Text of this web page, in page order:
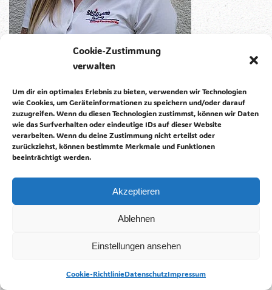
Cookie-Zustimmung
verwalten
Um dir ein optimales Erlebnis zu bieten, verwenden wir Technologien
wie Cookies, um Geräteinformationen zu speichern und/oder darauf
zuzugreifen. Wenn du diesen Technologien zustimmst, können wir Daten
wie das Surfverhalten oder eindeutige IDs auf dieser Website
verarbeiten. Wenn du deine Zustimmung nicht erteilst oder
zurückziehst, können bestimmte Merkmale und Funktionen
beeinträchtigt werden.
Akzeptieren
Ablehnen
Einstellungen ansehen
Cookie-RichtlinieDatenschutzImpressum
LEHRLINGSEXPERTEN – PERSÖNLICH FÜR DICH
Du hast Fragen zur Lehre im Bauwesen? Unsere Lehrlingsexperten
stehen dir mit Erfahrung, Know-how und persönlicher Beratung
zur Seite. Sie unterstützen dich bei allen Themen rund um
Ausbildung, Berufsbilder und Einstiegsmöglichkeiten im Bau.
VanessaWalchhofer +43 662 830200-
45vanessa.walchhofer@baudeinezukunft.at
https://www.baudeinezukunft.at/salzburg#show-contact Dein
Gespräch.